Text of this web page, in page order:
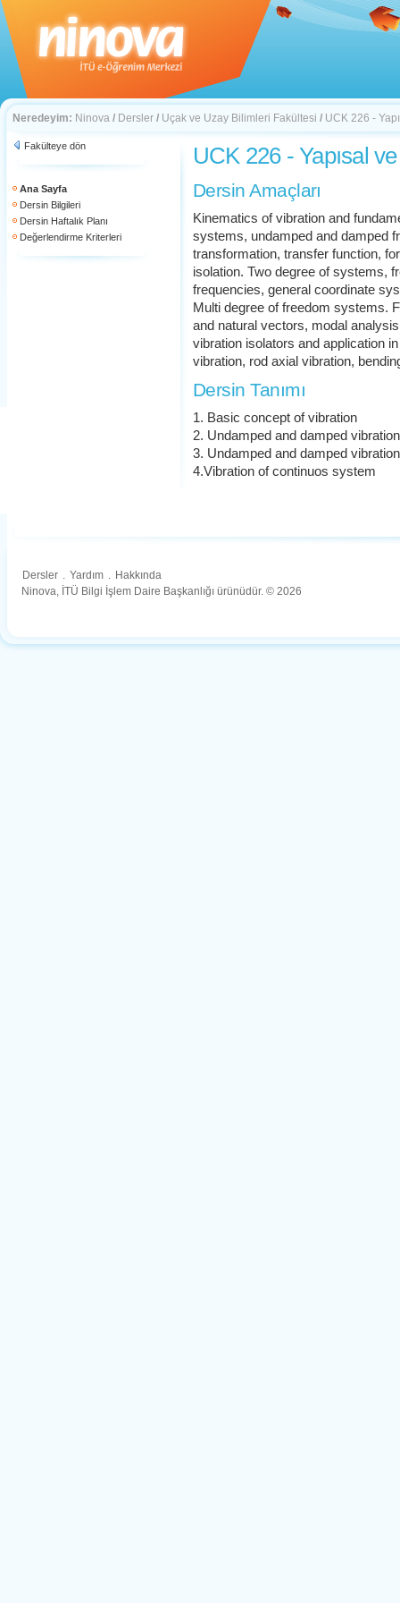
Neredeyim: Ninova / Dersler / Uçak ve Uzay Bilimleri Fakültesi / UCK 226 -
Fakülteye dön
Ana Sayfa
Dersin Bilgileri
Dersin Haftalık Planı
Değerlendirme Kriterleri
UCK 226 - Yapısal
Dersin Amaçları
Kinematics of vibration and
systems, undamped and damped
transformation, transfer function,
isolation. Two degree of systems,
frequencies, general coordinate
Multi degree of freedom systems.
and natural vectors, modal
vibration isolators and application
vibration, rod axial vibration,
Dersin Tanımı
1. Basic concept of vibration
2. Undamped and damped
3. Undamped and damped
4.Vibration of continuos system
Dersler . Yardım . Hakkında
Ninova, İTÜ Bilgi İşlem Daire Başkanlığı ürünüdür. © 2026